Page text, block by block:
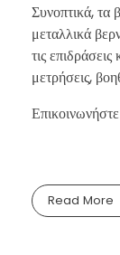
Συνοπτικά, τα
μεταλλικά
τις
μετρήσεις,
Read More